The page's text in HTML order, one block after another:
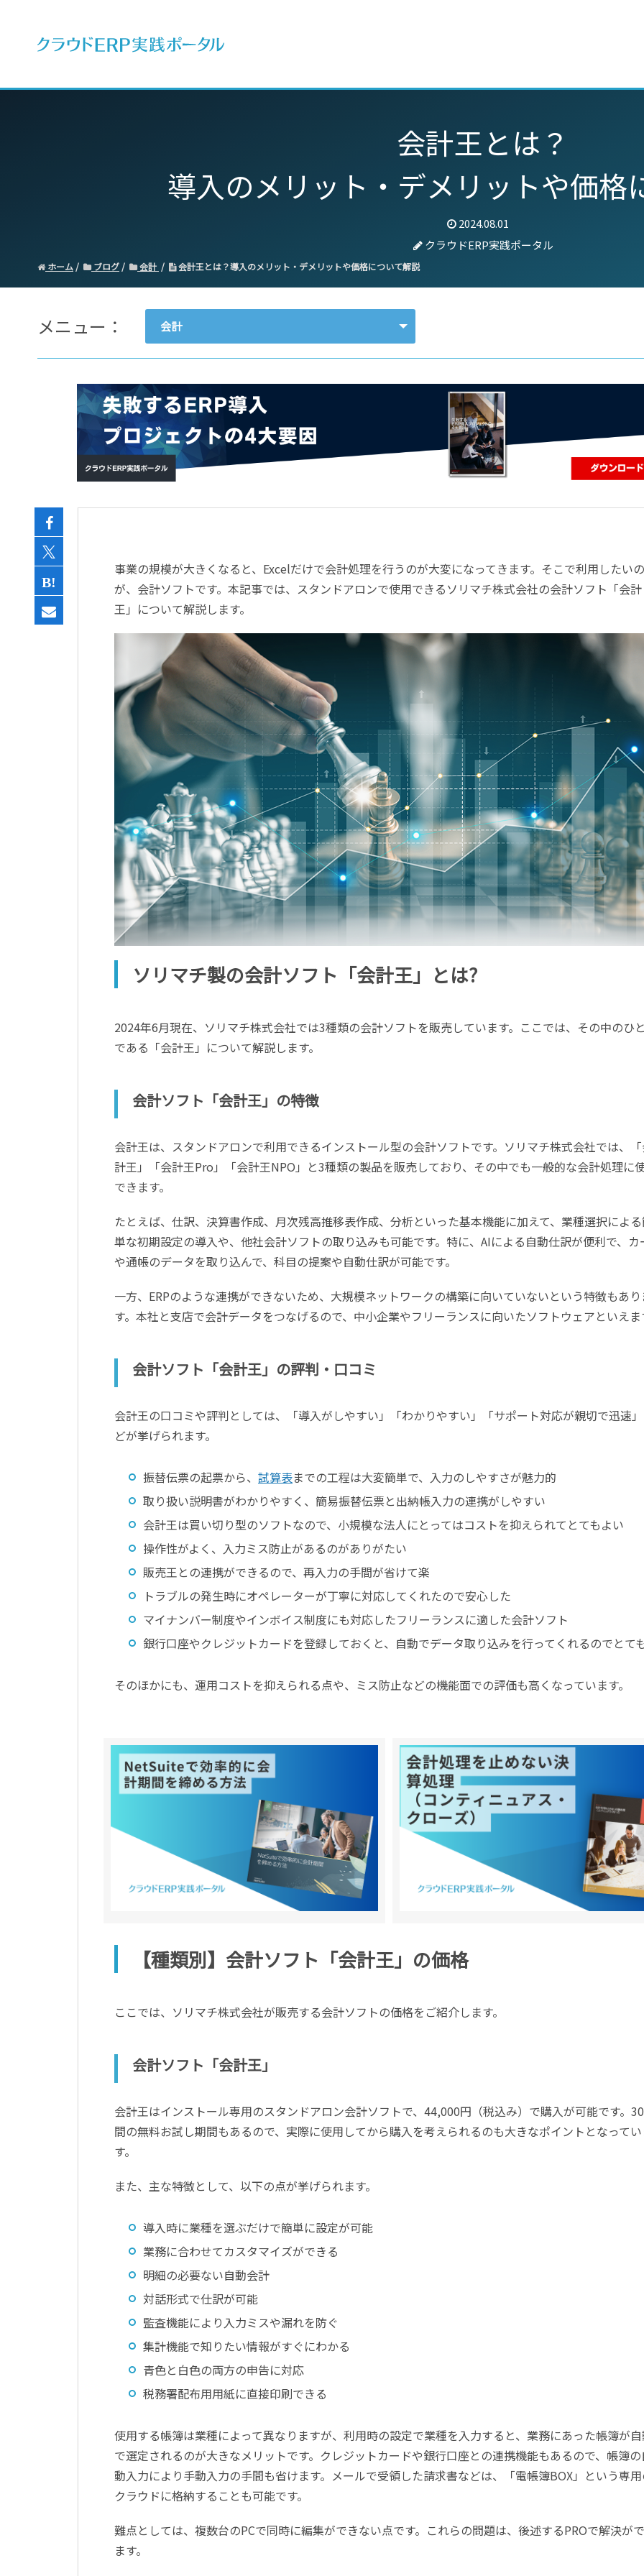
会計王とは？
導入のメリット・デメリットや価格
2024.08.01
クラウドERP実践ポータル
ホーム ブログ 会計 会計王とは？導入のメリット・デメリットや価格について解説
メニュー： 会計
会計
経営／業績管理
サプライチェーン／生産管理
CRM／営業支援／Eコマース
データ分析／BI
事業の規模が大きくなると、Excelだけで会計処理を行うのが大変になってきます。そこで利用したいの
が、会計ソフトです。本記事では、スタンドアロンで使用できるソリマチ株式会社の会計ソフト「会計
王」について解説します。
ソリマチ製の会計ソフト「会計王」とは?
2024年6月現在、ソリマチ株式会社では3種類の会計ソフトを販売しています。ここでは、その中のひ
である「会計王」について解説します。
会計ソフト「会計王」の特徴
会計王は、スタンドアロンで利用できるインストール型の会計ソフトです。ソリマチ株式会社では、
計王」「会計王Pro」「会計王NPO」と3種類の製品を販売しており、その中でも一般的な会計処理に
できます。
たとえば、仕訳、決算書作成、月次残高推移表作成、分析といった基本機能に加えて、業種選択によ
単な初期設定の導入や、他社会計ソフトの取り込みも可能です。特に、AIによる自動仕訳が便利で、カ
や通帳のデータを取り込んで、科目の提案や自動仕訳が可能です。
一方、ERPのような連携ができないため、大規模ネットワークの構築に向いていないという特徴もあ
す。本社と支店で会計データをつなげるので、中小企業やフリーランスに向いたソフトウェアといえま
会計ソフト「会計王」の評判・口コミ
会計王の口コミや評判としては、「導入がしやすい」「わかりやすい」「サポート対応が親切で迅速
どが挙げられます。
振替伝票の起票から、 試算表までの工程は大変簡単で、入力のしやすさが魅力的
取り扱い説明書がわかりやすく、簡易振替伝票と出納帳入力の連携がしやすい
会計王は買い切り型のソフトなので、小規模な法人にとってはコストを抑えられてとてもよい
操作性がよく、入力ミス防止があるのがありがたい
販売王との連携ができるので、再入力の手間が省けて楽
トラブルの発生時にオペレーターが丁寧に対応してくれたので安心した
マイナンバー制度やインボイス制度にも対応したフリーランスに適した会計ソフト
銀行口座やクレジットカードを登録しておくと、自動でデータ取り込みを行ってくれるのでとて
そのほかにも、運用コストを抑えられる点や、ミス防止などの機能面での評価も高くなっています。
【種類別】会計ソフト「会計王」の価格
ここでは、ソリマチ株式会社が販売する会計ソフトの価格をご紹介します。
会計ソフト「会計王」
会計王はインストール専用のスタンドアロン会計ソフトで、44,000円（税込み）で購入が可能です。
間の無料お試し期間もあるので、実際に使用してから購入を考えられるのも大きなポイントとなって
す。
また、主な特徴として、以下の点が挙げられます。
導入時に業種を選ぶだけで簡単に設定が可能
業務に合わせてカスタマイズができる
明細の必要ない自動会計
対話形式で仕訳が可能
監査機能により入力ミスや漏れを防ぐ
集計機能で知りたい情報がすぐにわかる
青色と白色の両方の申告に対応
税務署配布用用紙に直接印刷できる
使用する帳簿は業種によって異なりますが、利用時の設定で業種を入力すると、業務にあった帳簿が
で選定されるのが大きなメリットです。クレジットカードや銀行口座との連携機能もあるので、帳簿
動入力により手動入力の手間も省けます。メールで受領した請求書などは、「電帳簿BOX」という専
クラウドに格納することも可能です。
難点としては、複数台のPCで同時に編集ができない点です。これらの問題は、後述するPROで解決が
ます。